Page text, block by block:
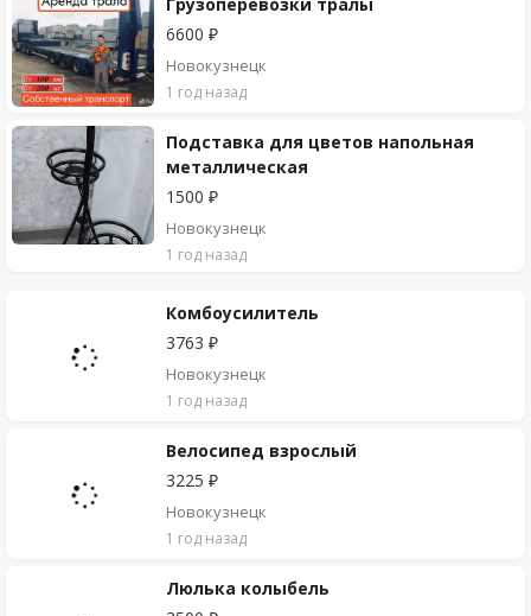
6600 ₽
Новокузнецк
1 год назад
Подставка для цветов напольная
металлическая
1500 ₽
Новокузнецк
1 год назад
Комбоусилитель
3763 ₽
Новокузнецк
1 год назад
Велосипед взрослый
3225 ₽
Новокузнецк
1 год назад
Люлька колыбель